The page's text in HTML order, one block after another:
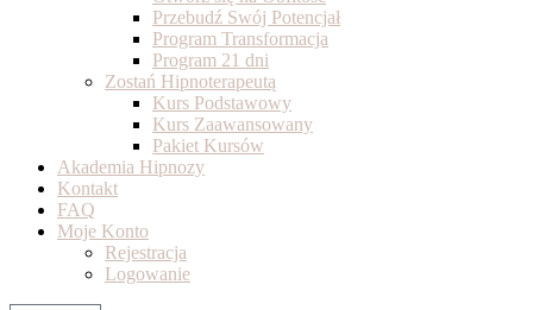
Przebudź Swój Potencjał
Program Transformacja
Program 21 dni
Zostań Hipnoterapeutą
Kurs Podstawowy
Kurs Zaawansowany
Pakiet Kursów
Akademia Hipnozy
Kontakt
FAQ
Moje Konto
Rejestracja
Logowanie